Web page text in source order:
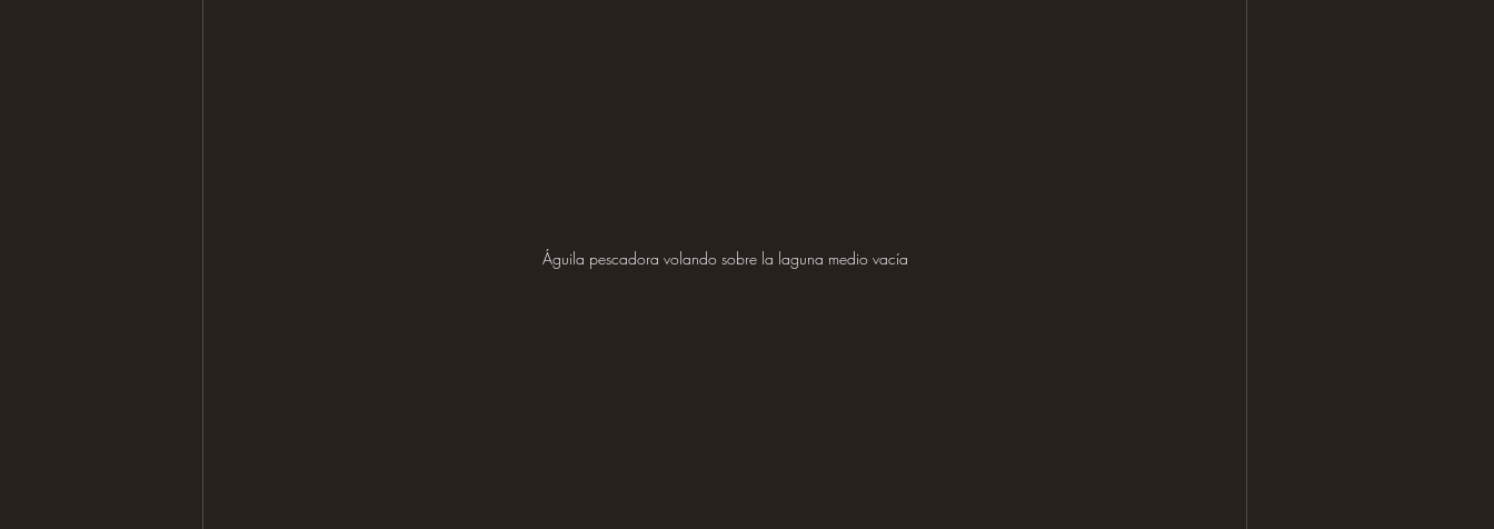
Águila pescadora volando sobre la laguna medio vacía